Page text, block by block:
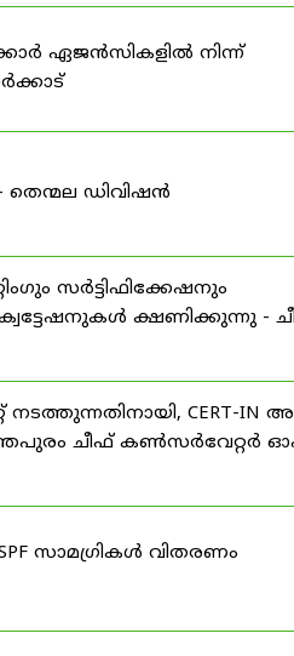
ഏജൻസികളിൽ നിന്ന്
ഡിവിഷൻ
സർട്ടിഫിക്കേഷനും
ക്ഷണിക്കുന്നു -
CERT-IN
ചീഫ് കൺസർവേറ്റർ
സാമഗ്രികൾ വിതരണം